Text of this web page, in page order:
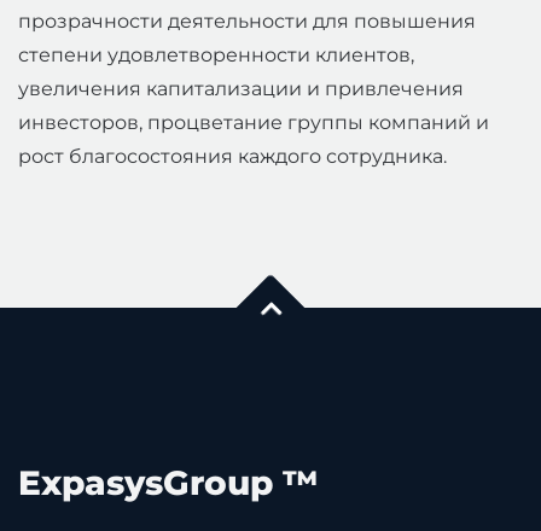
прозрачности деятельности для повышения
степени удовлетворенности клиентов,
увеличения капитализации и привлечения
инвесторов, процветание группы компаний и
рост благосостояния каждого сотрудника.
ExpasysGroup ™